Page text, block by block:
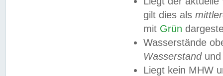
gilt dies als
mit Grün
Wasserstände
Wasserstandund
Liegt kein MHW